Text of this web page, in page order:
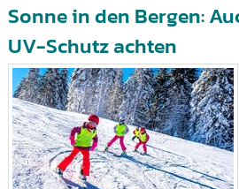
Sonne in den Bergen:
UV-Schutz achten